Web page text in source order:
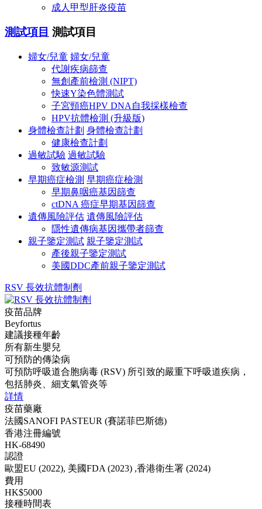
成人甲型肝炎疫苗
測試項目 測試項目
婦女/兒童 婦女/兒童
代謝疾病篩查
無創產前檢測 (NIPT)
快速Y染色體測試
子宮頸癌HPV DNA自我採樣檢查
HPV抗體檢測 (升級版)
身體檢查計劃 身體檢查計劃
健康檢查計劃
過敏試驗 過敏試驗
致敏源測試
早期癌症檢測 早期癌症檢測
早期鼻咽癌基因篩查
ctDNA 癌症早期基因篩查
遺傳風險評估 遺傳風險評估
隱性遺傳病基因攜帶者篩查
親子鑒定測試 親子鑒定測試
產後親子鑒定測試
美國DDC產前親子鑒定測試
RSV 長效抗體制劑
疫苗品牌
Beyfortus
建議接種年齡
所有新生嬰兒
可預防的傳染病
可預防呼吸道合胞病毒 (RSV) 所引致的嚴重下呼吸道疾病，
包括肺炎、細支氣管炎等
詳情
疫苗藥廠
法國SANOFI PASTEUR (賽諾菲巴斯德)
香港注冊編號
HK-68490
認證
歐盟EU (2022), 美國FDA (2023) ,香港衛生署 (2024)
費用
HK$5000
接種時間表